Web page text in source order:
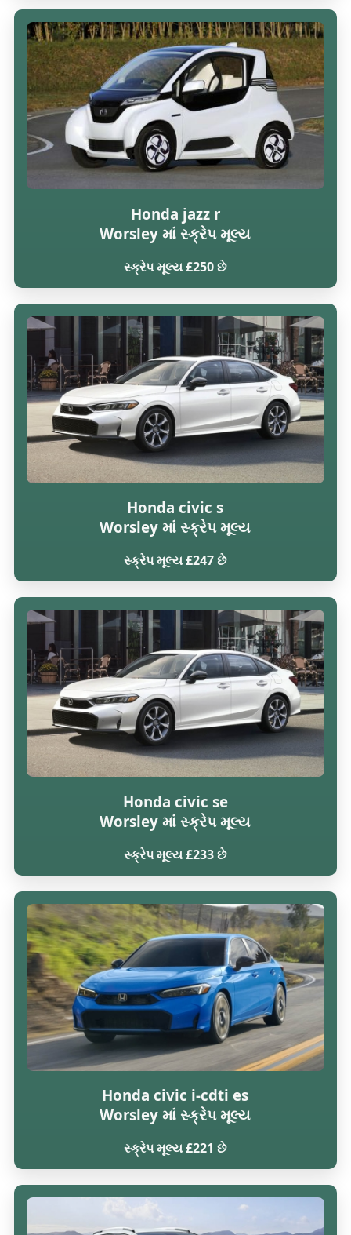
Honda jazz r
Worsley માં સ્ક્રેપ મૂલ્ય
સ્ક્રેપ મૂલ્ય £250 છે
Honda civic s
Worsley માં સ્ક્રેપ મૂલ્ય
સ્ક્રેપ મૂલ્ય £247 છે
Honda civic se
Worsley માં સ્ક્રેપ મૂલ્ય
સ્ક્રેપ મૂલ્ય £233 છે
Honda civic i-cdti es
Worsley માં સ્ક્રેપ મૂલ્ય
સ્ક્રેપ મૂલ્ય £221 છે